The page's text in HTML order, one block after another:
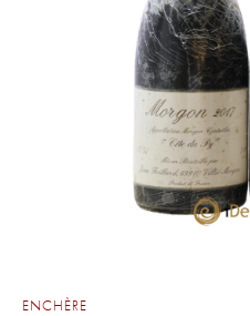
ENCHÈRE